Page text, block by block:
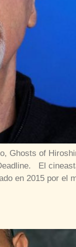
Ghosts of
El
en 2015 por el